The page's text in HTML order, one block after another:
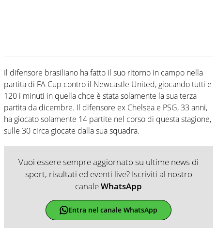
Il difensore brasiliano ha fatto il suo ritorno in campo nella
partita di FA Cup contro il Newcastle United, giocando tutti e
120 i minuti in quella chce è stata solamente la sua terza
partita da dicembre. Il difensore ex Chelsea e PSG, 33 anni,
ha giocato solamente 14 partite nel corso di questa stagione,
sulle 30 circa giocate dalla sua squadra.
Vuoi essere sempre aggiornato su ultime news di
sport, risultati ed eventi live? Iscriviti al nostro
canaleWhatsApp
Entra nel canale WhatsApp